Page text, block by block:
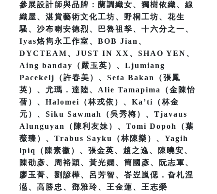
參展設計師與品牌：蘭調織女、獨樹依織、線
織屋、湛賞藝術文化工坊、野桐工坊、花生
騷、沙布喇安德烈、巴魯祖孥、十六分之一、
Iyas烙雋永工作室、BOB Jian、
DYCTEAM、JUST IN XX、SHAO YEN、
Aing banday（嚴玉英）、Ljumiang
Pacekelj（許春美）、Seta Bakan（張鳳
英）、尤瑪．達陸、Alie Tamapima（金陳怡
蒨）、Halomei（林戎依）、Ka’ti（林金
元）、Siku Sawmah（吳秀梅）、Tjavaus
Alunguyan（陳利友妹）、Tomi Dopoh（葉
薇臻）、Trabus Sayku（林陳樂）、Yagih
lpiq（陳素徽）、張金英、趙之逸、陳曉安、
陳劭彥、周裕穎、黃光嫻、簡國彥、阮志軍、
廖玉菁、劉諺樺、呂芳智、峇岦嵐偲．旮札涅
灆、高勝忠、鄧雅玲、王金蓮、王志榮